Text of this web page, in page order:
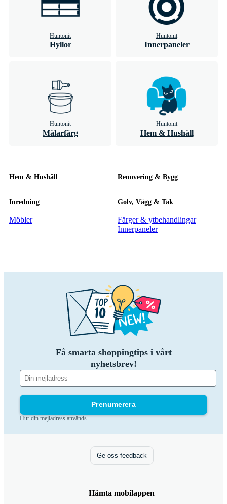
Huntonit
Hyllor
Huntonit
Innerpaneler
Huntonit
Målarfärg
Huntonit
Hem & Hushåll
Hem & Hushåll
Inredning
Möbler
Renovering & Bygg
Golv, Vägg & Tak
Färger & ytbehandlingar
Innerpaneler
Få smarta shoppingtips i vårt
nyhetsbrev!
Prenumerera
Hur din mejladress används
Ge oss feedback
Hämta mobilappen